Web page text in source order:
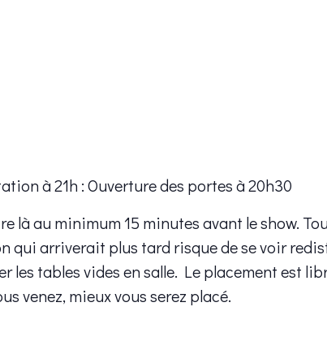
à 21h : Ouverture des portes à 20h30
là au minimum 15 minutes avant le show.
qui arriverait plus tard risque de se voir
les tables vides en salle. Le placement est
venez, mieux vous serez placé.